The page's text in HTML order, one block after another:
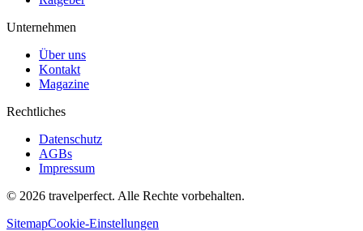
Unternehmen
Über uns
Kontakt
Magazine
Rechtliches
Datenschutz
AGBs
Impressum
© 2026 travelperfect. Alle Rechte vorbehalten.
SitemapCookie-Einstellungen